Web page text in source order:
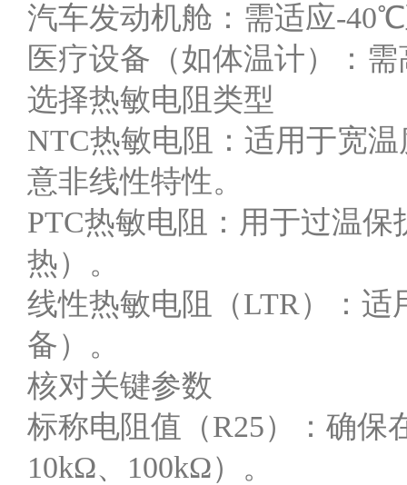
汽车发动机舱：需适应-
医疗设备（如体温计）：
选择热敏电阻类型
NTC热敏电阻：适用于宽
意非线性特性。
PTC热敏电阻：用于过温
热）。
线性热敏电阻（LTR）：
备）。
核对关键参数
标称电阻值（R25）：确
10kΩ、100kΩ）。